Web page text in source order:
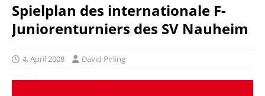
Spielplan des internationale F-
Juniorenturniers des SV Nauheim
4. April 2008 David Pirling